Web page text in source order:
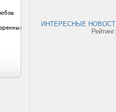
ИНТЕРЕСНЫЕ